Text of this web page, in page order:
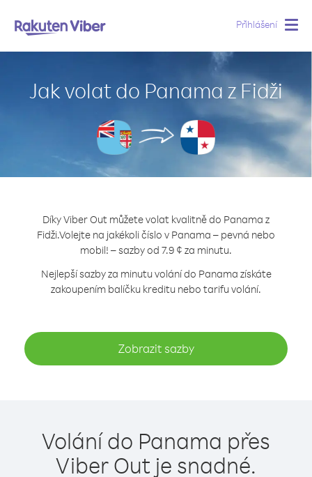
Přihlášení
Jak volat do Panama z Fidži
Díky Viber Out můžete volat kvalitně do Panama z
Fidži.Volejte na jakékoli číslo v Panama – pevná nebo
mobil! – sazby od 7.9 ¢ za minutu.
Nejlepší sazby za minutu volání do Panama získáte
zakoupením balíčku kreditu nebo tarifu volání.
Zobrazit sazby
Volání do Panama přes
Viber Out je snadné.